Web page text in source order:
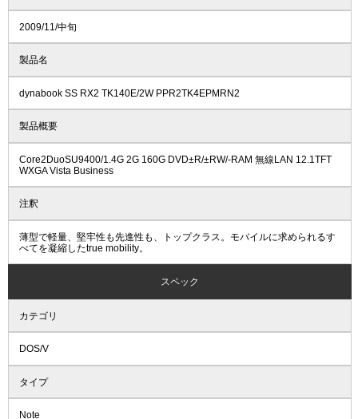
2009/11/中旬
製品名
dynabook SS RX2 TK140E/2W PPR2TK4EPMRN2
製品概要
Core2DuoSU9400/1.4G 2G 160G DVD±R/±RW/-RAM 無線LAN 12.1TFT
WXGA Vista Business
注釈
薄型で軽量、堅牢性も先進性も、トップクラス。モバイルに求められるす
べてを凝縮したtrue mobility。
スペック
カテゴリ
DOS/V
タイプ
Note